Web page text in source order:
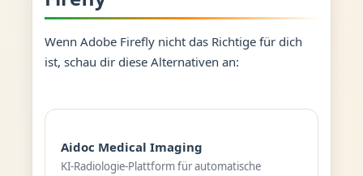
Wenn Adobe Firefly nicht das Richtige für dich
ist, schau dir diese Alternativen an:
Aidoc Medical Imaging
KI-Radiologie-Plattform für automatische